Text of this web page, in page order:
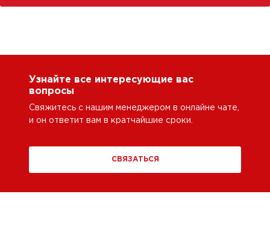
Узнайте все интересующие вас
вопросы
Свяжитесь с нашим менеджером в онлайне чате,
и он ответит вам в кратчайшие сроки.
СВЯЗАТЬСЯ